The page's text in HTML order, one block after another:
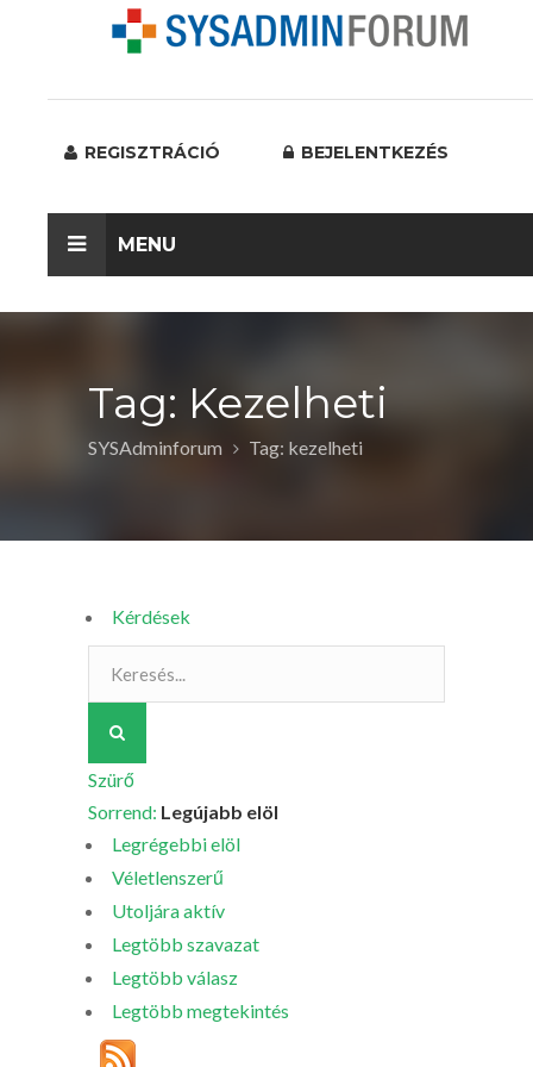
REGISZTRÁCIÓ BEJELENTKEZÉS
MENU
Tag: Kezelheti
SYSAdminforum Tag: kezelheti
Kérdések
Szürő
Sorrend: Legújabb elöl
Legrégebbi elöl
Véletlenszerű
Utoljára aktív
Legtöbb szavazat
Legtöbb válasz
Legtöbb megtekintés